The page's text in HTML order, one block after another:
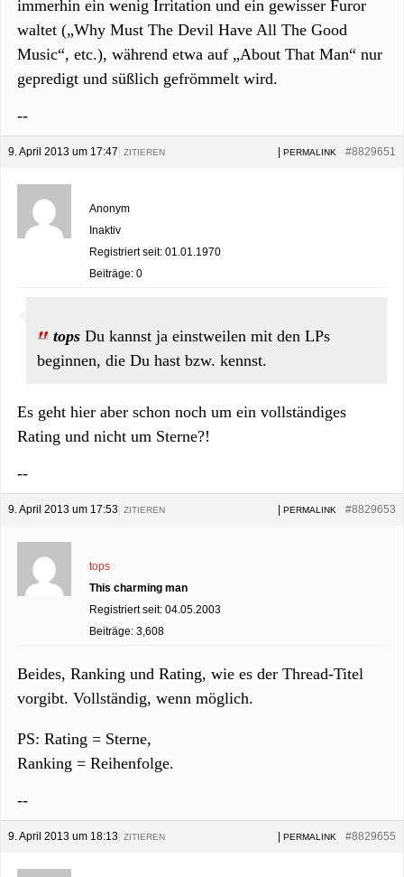
immerhin ein wenig Irritation und ein gewisser Furor
waltet („Why Must The Devil Have All The Good
Music“, etc.), während etwa auf „About That Man“ nur
gepredigt und süßlich gefrömmelt wird.
--
9. April 2013 um 17:47 #8829651
PERMALINK
ZITIEREN
Anonym
Inaktiv
Registriert seit: 01.01.1970
Beiträge: 0
tops Du kannst ja einstweilen mit den LPs
beginnen, die Du hast bzw. kennst.
Es geht hier aber schon noch um ein vollständiges
Rating und nicht um Sterne?!
--
9. April 2013 um 17:53 #8829653
PERMALINK
ZITIEREN
tops
This charming man
Registriert seit: 04.05.2003
Beiträge: 3,608
Beides, Ranking und Rating, wie es der Thread-Titel
vorgibt. Vollständig, wenn möglich.
PS: Rating = Sterne,
Ranking = Reihenfolge.
--
9. April 2013 um 18:13 #8829655
PERMALINK
ZITIEREN